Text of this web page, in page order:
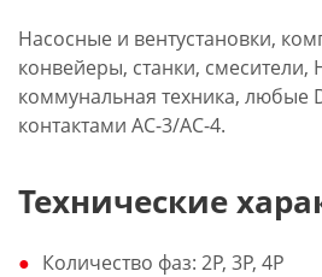
Насосные и вентустановки,
конвейеры, станки, смесители,
коммунальная техника, любые
контактами AC-3/AC-4.
Технические
Количество фаз: 2Р, 3Р, 4Р